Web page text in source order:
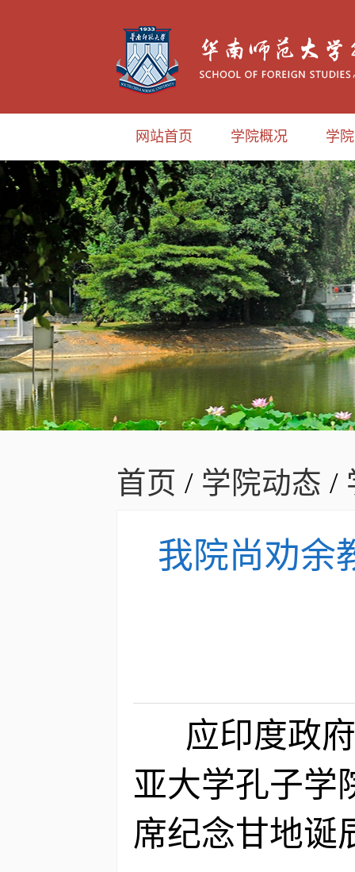
网站首页 学院概况 学
首页 / 学院动态 /
我院尚劝余
应印度政府
亚大学孔子学
席纪念甘地诞